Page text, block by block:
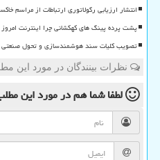
انتشار ارزیابی رگولاتوری ارتباطات از مراسم
پشت پرده پینگ های کهکشانی چرا اینترنت
تصویب کلیات سند هوشمندسازی و تحول
نظرات بینندگان در مورد این
لطفا شما همدر مورد این